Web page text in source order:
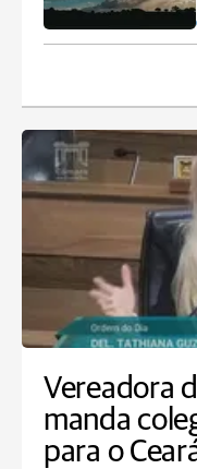
Vereadora
manda
para o